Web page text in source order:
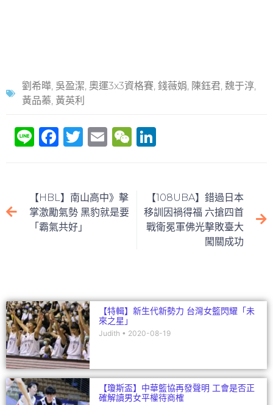
劉希曄, 吳盈潔, 奧運3x3資格賽, 錢薇娟, 陳鈺君, 魏于淳,
黃品蓁, 黃英利
Li F
e
b
o
T
er
E
l
W
at
e
dI
n
【HBL】南山高中》擊
掌激勵氣勢 黑豹就是要
「霸氣共好」
【108UBA】錯過日本
移訓因禍得福 六搶四首
戰衛冕軍佛光擊敗臺大
闖關成功
【特輯】新生代新勢力 台灣女籃閃耀「未
來之星」
Judith 2020-08-19
【瓊斯盃】中華籃協再發聲明 工會是否正
確解讀男女平權待商榷